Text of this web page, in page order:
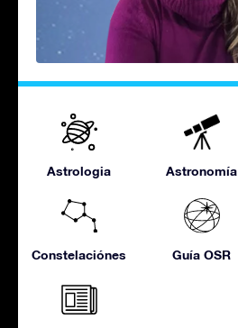
Astrologia Astronomía
Constelaciónes Guía OSR